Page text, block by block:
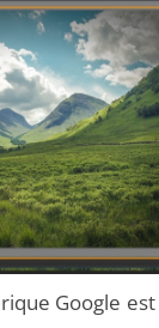
Google